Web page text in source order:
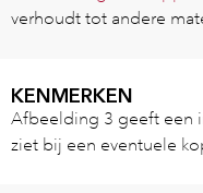
verhoudt tot andere
KENMERKEN
Afbeelding 3 geeft een
ziet bij een eventuele